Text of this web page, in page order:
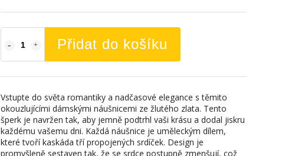
Přidat do košíku
Vstupte do světa romantiky a nadčasové elegance s těmito
okouzlujícími dámskými náušnicemi ze žlutého zlata. Tento
šperk je navržen tak, aby jemně podtrhl vaši krásu a dodal jiskru
každému vašemu dni. Každá náušnice je uměleckým dílem,
které tvoří kaskáda tří propojených srdíček. Design je
promyšleně sestaven tak, že se srdce postupně zmenšují, což